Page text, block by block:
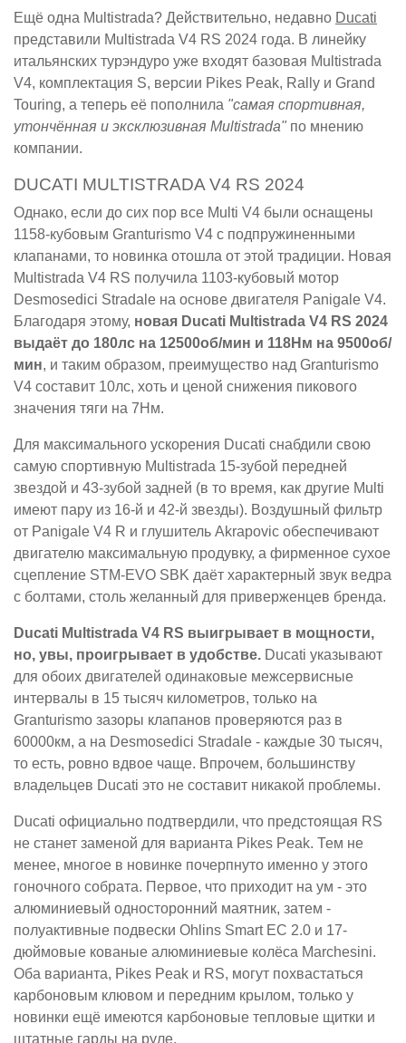
Ещё одна Multistrada? Действительно, недавно Ducati
представили Multistrada V4 RS 2024 года. В линейку
итальянских турэндуро уже входят базовая Multistrada
V4, комплектация S, версии Pikes Peak, Rally и Grand
Touring, а теперь её пополнила "самая спортивная,
утончённая и эксклюзивная Multistrada" по мнению
компании.
DUCATI MULTISTRADA V4 RS 2024
Однако, если до сих пор все Multi V4 были оснащены
1158-кубовым Granturismo V4 с подпружиненными
клапанами, то новинка отошла от этой традиции. Новая
Multistrada V4 RS получила 1103-кубовый мотор
Desmosedici Stradale на основе двигателя Panigale V4.
Благодаря этому, новая Ducati Multistrada V4 RS 2024
выдаёт до 180лс на 12500об/мин и 118Нм на 9500об/
мин, и таким образом, преимущество над Granturismo
V4 составит 10лс, хоть и ценой снижения пикового
значения тяги на 7Нм.
Для максимального ускорения Ducati снабдили свою
самую спортивную Multistrada 15-зубой передней
звездой и 43-зубой задней (в то время, как другие Multi
имеют пару из 16-й и 42-й звезды). Воздушный фильтр
от Panigale V4 R и глушитель Akrapovic обеспечивают
двигателю максимальную продувку, а фирменное сухое
сцепление STM-EVO SBK даёт характерный звук ведра
с болтами, столь желанный для приверженцев бренда.
Ducati Multistrada V4 RS выигрывает в мощности,
но, увы, проигрывает в удобстве. Ducati указывают
для обоих двигателей одинаковые межсервисные
интервалы в 15 тысяч километров, только на
Granturismo зазоры клапанов проверяются раз в
60000км, а на Desmosedici Stradale - каждые 30 тысяч,
то есть, ровно вдвое чаще. Впрочем, большинству
владельцев Ducati это не составит никакой проблемы.
Ducati официально подтвердили, что предстоящая RS
не станет заменой для варианта Pikes Peak. Тем не
менее, многое в новинке почерпнуто именно у этого
гоночного собрата. Первое, что приходит на ум - это
алюминиевый односторонний маятник, затем -
полуактивные подвески Ohlins Smart EC 2.0 и 17-
дюймовые кованые алюминиевые колёса Marchesini.
Оба варианта, Pikes Peak и RS, могут похвастаться
карбоновым клювом и передним крылом, только у
новинки ещё имеются карбоновые тепловые щитки и
штатные гарды на руле.